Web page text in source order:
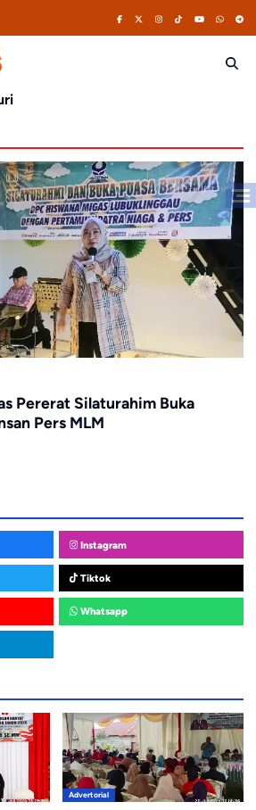
Pererat Silaturahim Buka
Pers MLM
Instagram
Tiktok
Whatsapp
Advertorial